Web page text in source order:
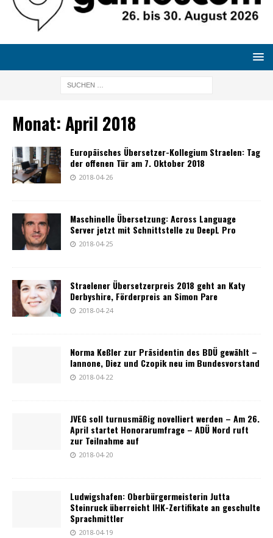
Monat:April 2018
Europäisches Übersetzer-Kollegium Straelen: Tag
der offenen Tür am 7. Oktober 2018
2018-04-26
Maschinelle Übersetzung: Across Language
Server jetzt mit Schnittstelle zu DeepL Pro
2018-04-25
Straelener Übersetzerpreis 2018 geht an Katy
Derbyshire, Förderpreis an Simon Pare
2018-04-24
Norma Keßler zur Präsidentin des BDÜ gewählt –
Iannone, Diez und Czopik neu im Bundesvorstand
2018-04-22
JVEG soll turnusmäßig novelliert werden – Am 26.
April startet Honorarumfrage – ADÜ Nord ruft
zur Teilnahme auf
2018-04-20
Ludwigshafen: Oberbürgermeisterin Jutta
Steinruck überreicht IHK-Zertifikate an geschulte
Sprachmittler
2018-04-19